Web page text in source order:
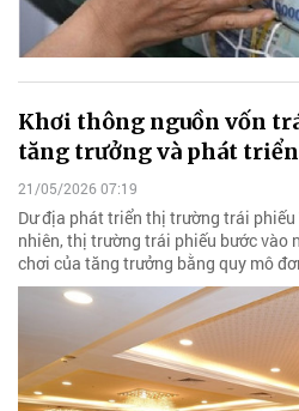
Khơi thông nguồn vốn
tăng trưởng và phát
21/05/2026 07:19
Dư địa phát triển thị trường trái
nhiên, thị trường trái phiếu bước vào
chơi của tăng trưởng bằng quy mô